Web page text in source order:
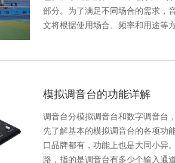
部分。为了满足不同场合的需求，
文将根据使用场合、频率和用途等
模拟调音台的功能详解
调音台分模拟调音台和数字调音台
先了解基本的模拟调音台的各项功
口品牌都有，功能上也是大同小异
路，指的是调音台有多少个输入通道